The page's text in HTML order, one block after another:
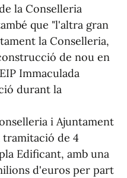
la Conselleria
que "l'altra gran
la Conselleria,
de nou en
Immaculada
durant la
i Ajuntament
de 4
Edificant, amb una
d'euros per part